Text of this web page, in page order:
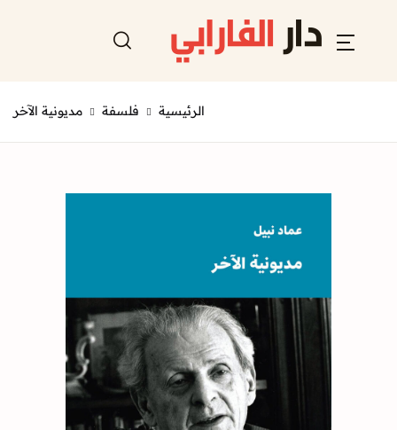
الرئيسية فلسفة مديونية الآخر